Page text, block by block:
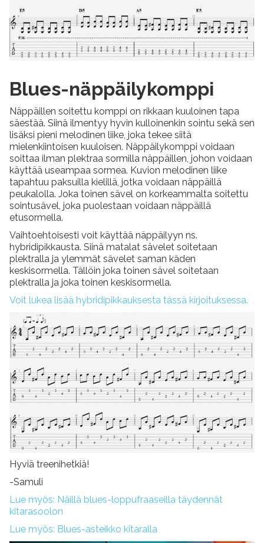
Blues-näppäilykomppi
Näppäillen soitettu komppi on rikkaan kuuloinen tapa
säestää. Siinä ilmentyy hyvin kulloinenkin sointu sekä sen
lisäksi pieni melodinen liike, joka tekee siitä
mielenkiintoisen kuuloisen. Näppäilykomppi voidaan
soittaa ilman plektraa sormilla näppäillen, johon voidaan
käyttää useampaa sormea. Kuvion melodinen liike
tapahtuu paksuilla kielillä, jotka voidaan näppäillä
peukalolla. Joka toinen sävel on korkeammalta soitettu
sointusävel, joka puolestaan voidaan näppäillä
etusormella.
Vaihtoehtoisesti voit käyttää näppäilyyn ns.
hybridipikkausta. Siinä matalat sävelet soitetaan
plektralla ja ylemmät sävelet saman käden
keskisormella. Tällöin joka toinen sävel soitetaan
plektralla ja joka toinen keskisormella.
Voit lukea lisää hybridipikkauksesta tässä kirjoituksessa.
Hyviä treenihetkiä!
-Samuli
Lue myös: Näillä blues-loppufraaseilla täydennät
kitarasoolon
Lue myös: Blues-asteikko kitaralla